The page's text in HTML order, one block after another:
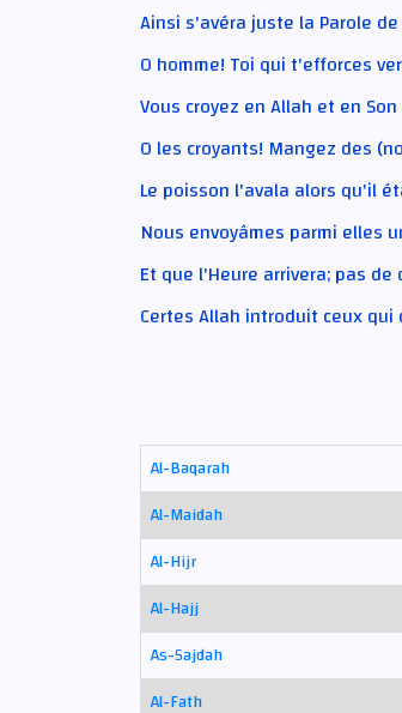
Ainsi s'avéra juste la Parole
O homme! Toi qui t'efforces
Vous croyez en Allah et en
O les croyants! Mangez des
Le poisson l'avala alors qu'il
Nous envoyâmes parmi elles
Et que l'Heure arrivera; pas
Certes Allah introduit ceux
Al-Baqarah
Al-Maidah
Al-Hijr
Al-Hajj
As-Sajdah
Al-Fath